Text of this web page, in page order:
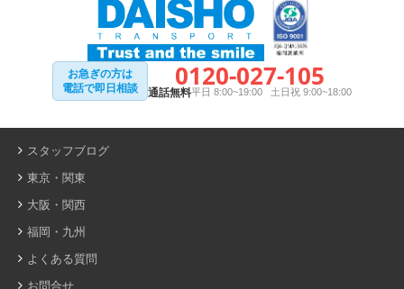
お急ぎの方は
電話で即日相談
0120-027-105
通話無料平日 8:00~19:00 土日祝 9:00~18:00
スタッフブログ
東京・関東
大阪・関西
福岡・九州
よくある質問
お問合せ